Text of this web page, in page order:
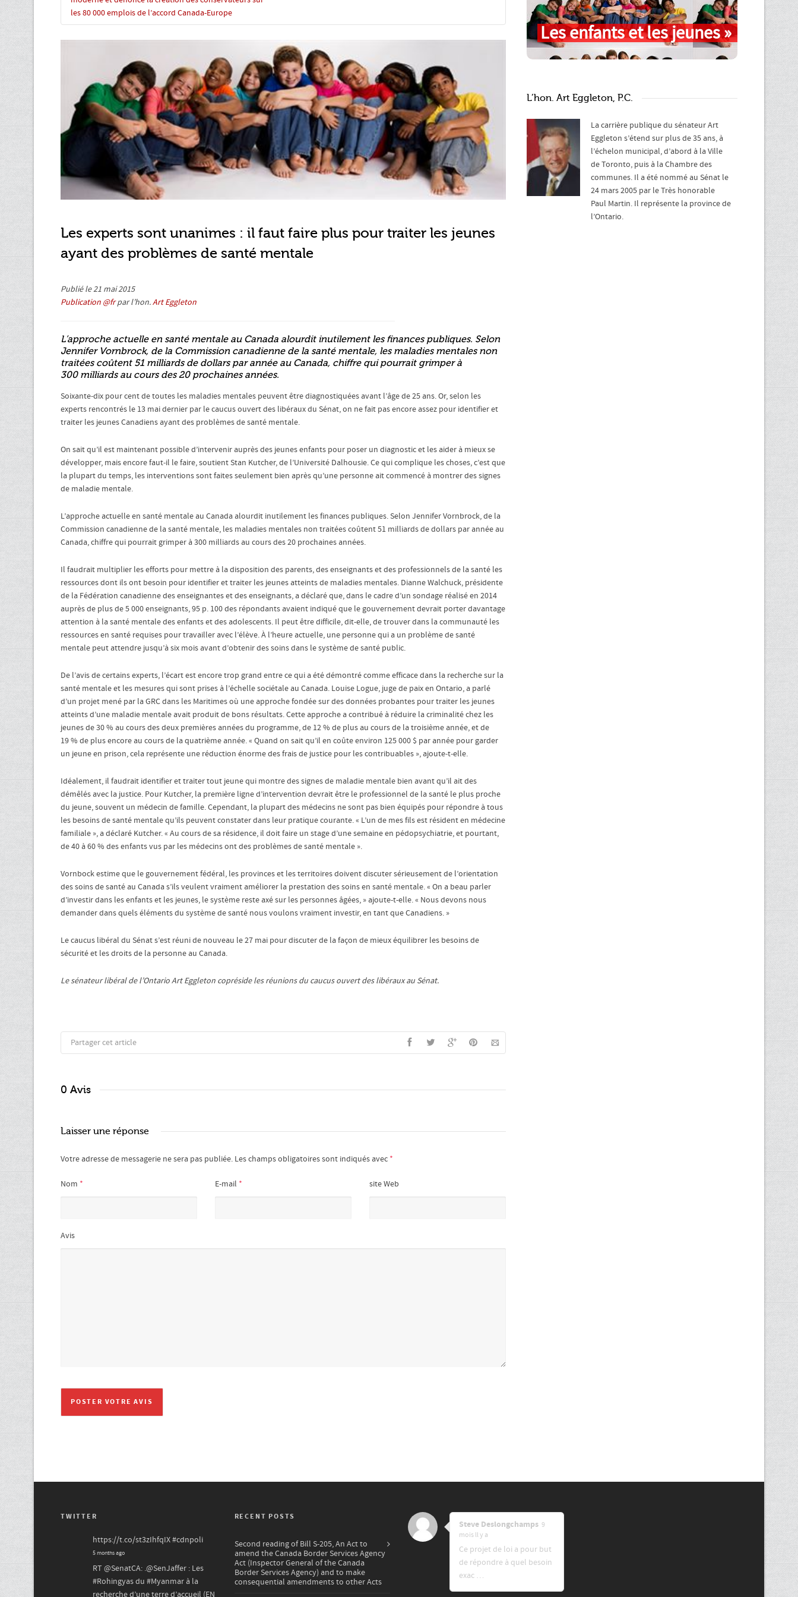
les 80 000 emplois de l’accord Canada-Europe
Les experts sont unanimes : il faut faire plus pour traiter les jeunes
ayant des problèmes de santé mentale
Publié le 21 mai 2015
Publication @frpar l’hon.Art Eggleton
L’approche actuelle en santé mentale au Canada alourdit inutilement les finances publiques. Selon
Jennifer Vornbrock, de la Commission canadienne de la santé mentale, les maladies mentales non
traitées coûtent 51 milliards de dollars par année au Canada, chiffre qui pourrait grimper à
300 milliards au cours des 20 prochaines années.
Soixante‑dix pour cent de toutes les maladies mentales peuvent être diagnostiquées avant l’âge de 25 ans. Or, selon les
experts rencontrés le 13 mai dernier par le caucus ouvert des libéraux du Sénat, on ne fait pas encore assez pour identifier et
traiter les jeunes Canadiens ayant des problèmes de santé mentale.
On sait qu’il est maintenant possible d’intervenir auprès des jeunes enfants pour poser un diagnostic et les aider à mieux se
développer, mais encore faut‑il le faire, soutient Stan Kutcher, de l’Université Dalhousie. Ce qui complique les choses, c’est que
la plupart du temps, les interventions sont faites seulement bien après qu’une personne ait commencé à montrer des signes
de maladie mentale.
L’approche actuelle en santé mentale au Canada alourdit inutilement les finances publiques. Selon Jennifer Vornbrock, de la
Commission canadienne de la santé mentale, les maladies mentales non traitées coûtent 51 milliards de dollars par année au
Canada, chiffre qui pourrait grimper à 300 milliards au cours des 20 prochaines années.
Il faudrait multiplier les efforts pour mettre à la disposition des parents, des enseignants et des professionnels de la santé les
ressources dont ils ont besoin pour identifier et traiter les jeunes atteints de maladies mentales. Dianne Walchuck, présidente
de la Fédération canadienne des enseignantes et des enseignants, a déclaré que, dans le cadre d’un sondage réalisé en 2014
auprès de plus de 5 000 enseignants, 95 p. 100 des répondants avaient indiqué que le gouvernement devrait porter davantage
attention à la santé mentale des enfants et des adolescents. Il peut être difficile, dit-elle, de trouver dans la communauté les
ressources en santé requises pour travailler avec l’élève. À l’heure actuelle, une personne qui a un problème de santé
mentale peut attendre jusqu’à six mois avant d’obtenir des soins dans le système de santé public.
De l’avis de certains experts, l’écart est encore trop grand entre ce qui a été démontré comme efficace dans la recherche sur la
santé mentale et les mesures qui sont prises à l’échelle sociétale au Canada. Louise Logue, juge de paix en Ontario, a parlé
d’un projet mené par la GRC dans les Maritimes où une approche fondée sur des données probantes pour traiter les jeunes
atteints d’une maladie mentale avait produit de bons résultats. Cette approche a contribué à réduire la criminalité chez les
jeunes de 30 % au cours des deux premières années du programme, de 12 % de plus au cours de la troisième année, et de
19 % de plus encore au cours de la quatrième année. « Quand on sait qu’il en coûte environ 125 000 $ par année pour garder
un jeune en prison, cela représente une réduction énorme des frais de justice pour les contribuables », ajoute‑t‑elle.
Idéalement, il faudrait identifier et traiter tout jeune qui montre des signes de maladie mentale bien avant qu’il ait des
démêlés avec la justice. Pour Kutcher, la première ligne d’intervention devrait être le professionnel de la santé le plus proche
du jeune, souvent un médecin de famille. Cependant, la plupart des médecins ne sont pas bien équipés pour répondre à tous
les besoins de santé mentale qu’ils peuvent constater dans leur pratique courante. « L’un de mes fils est résident en médecine
familiale », a déclaré Kutcher. « Au cours de sa résidence, il doit faire un stage d’une semaine en pédopsychiatrie, et pourtant,
de 40 à 60 % des enfants vus par les médecins ont des problèmes de santé mentale ».
Vornbock estime que le gouvernement fédéral, les provinces et les territoires doivent discuter sérieusement de l’orientation
des soins de santé au Canada s’ils veulent vraiment améliorer la prestation des soins en santé mentale. « On a beau parler
d’investir dans les enfants et les jeunes, le système reste axé sur les personnes âgées, » ajoute-t-elle. « Nous devons nous
demander dans quels éléments du système de santé nous voulons vraiment investir, en tant que Canadiens. »
Le caucus libéral du Sénat s’est réuni de nouveau le 27 mai pour discuter de la façon de mieux équilibrer les besoins de
sécurité et les droits de la personne au Canada.
Le sénateur libéral de l’Ontario Art Eggleton copréside les réunions du caucus ouvert des libéraux au Sénat.
Partager cet article
0 Avis
Laisser une réponse
Votre adresse de messagerie ne sera pas publiée. Les champs obligatoires sont indiqués avec *
Nom * E-mail * site Web
Avis
Les enfants et les jeunes »
L’hon. Art Eggleton, P.C.
La carrière publique du sénateur Art
Eggleton s’étend sur plus de 35 ans, à
l’échelon municipal, d’abord à la Ville
de Toronto, puis à la Chambre des
communes. Il a été nommé au Sénat le
24 mars 2005 par le Très honorable
Paul Martin. Il représente la province de
l’Ontario.
TWITTER
https://t.co/st3zIhfqIX#cdnpoli
5 months ago
RT @SenatCA: .@SenJaffer : Les
#Rohingyasdu #Myanmar à la
RECENT POSTS
Second reading of Bill S-205, An Act to
amend the Canada Border Services Agency
Act (Inspector General of the Canada
Border Services Agency) and to make
consequential amendments to other Acts
Steve Deslongchamps 9
mois ll y a
Ce projet de loi a pour but
de répondre à quel besoin
exac …